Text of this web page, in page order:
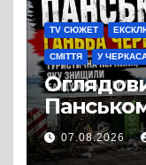
TV СЮЖЕТ
СМІТТЯ У
07.08.2026